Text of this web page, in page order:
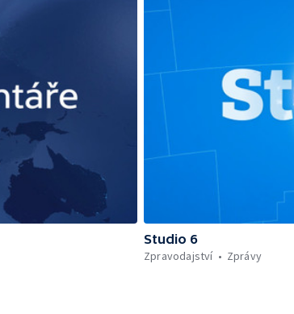
Studio 6
Zpravodajství
Zprávy